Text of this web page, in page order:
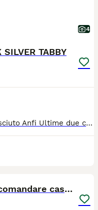
4
TABBY
Allevamento Silver Arrow, riconosciuto Anfi Ultime due cucciole disponibili, nate da genitori di alta genealogia, allevati in ambiente familiare e abituati fin da subito al contatto umano. I nostri cuccioli sono abituati anche ai cani, nascono e crescono insieme ai nostri 3 pastori australiani. I piccoli verranno ceduti solo al giusto tempo, non prima dei 90 giorni, completi di: pedigree libretto sanitario vaccinazioni sverminazione contratto di cessione Genitori visibili, testati e selezionati. Cerchiamo famiglie serie e amorevoli. I nostri mici sono parte della famiglia e ci teniamo a restare in contatto con le famiglie e a seguire la crescita dei nostri bimbi.
Tre piccoli British pronti a comandare casa 😸